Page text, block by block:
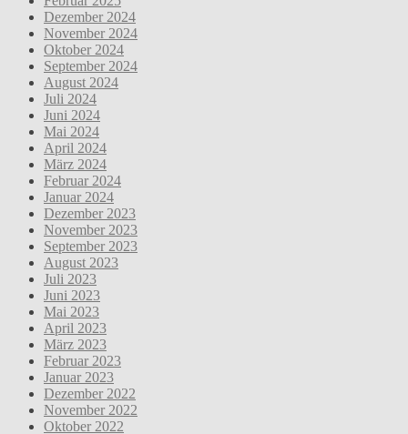
Dezember 2024
November 2024
Oktober 2024
September 2024
August 2024
Juli 2024
Juni 2024
Mai 2024
April 2024
März 2024
Februar 2024
Januar 2024
Dezember 2023
November 2023
September 2023
August 2023
Juli 2023
Juni 2023
Mai 2023
April 2023
März 2023
Februar 2023
Januar 2023
Dezember 2022
November 2022
Oktober 2022